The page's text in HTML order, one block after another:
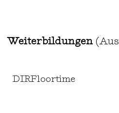
Weiterbildungen
DIRFloortime